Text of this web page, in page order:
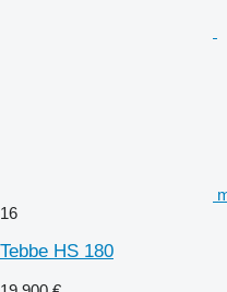
16
Tebbe HS 180